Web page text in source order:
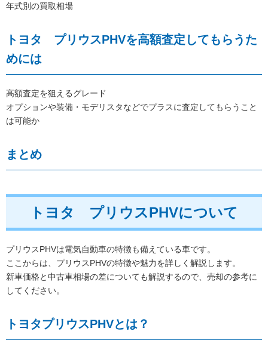
年式別の買取相場
トヨタ プリウスPHVを高額査定してもらうた
めには
高額査定を狙えるグレード
オプションや装備・モデリスタなどでプラスに査定してもらうこと
は可能か
まとめ
トヨタ プリウスPHVについて
プリウスPHVは電気自動車の特徴も備えている車です。
ここからは、プリウスPHVの特徴や魅力を詳しく解説します。
新車価格と中古車相場の差についても解説するので、売却の参考に
してください。
トヨタプリウスPHVとは？